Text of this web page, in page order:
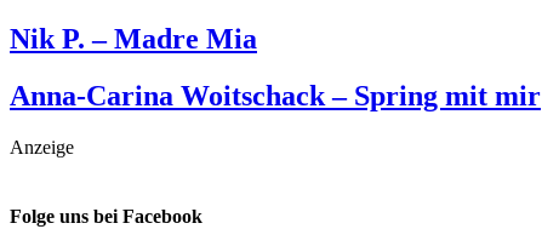
Nik P. – Madre Mia
Anna-Carina Woitschack – Spring mit mir
Anzeige
Folge uns bei Facebook